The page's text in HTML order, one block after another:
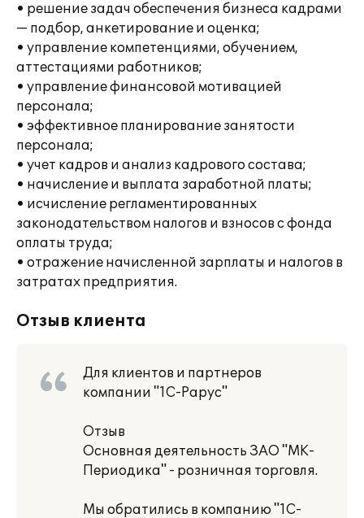
• решение задач обеспечения бизнеса кадрами
— подбор, анкетирование и оценка;
• управление компетенциями, обучением,
аттестациями работников;
• управление финансовой мотивацией
персонала;
• эффективное планирование занятости
персонала;
• учет кадров и анализ кадрового состава;
• начисление и выплата заработной платы;
• исчисление регламентированных
законодательством налогов и взносов с фонда
оплаты труда;
• отражение начисленной зарплаты и налогов в
затратах предприятия.
Отзыв клиента
Для клиентов и партнеров
компании "1С-Рарус"
Отзыв
Основная деятельность ЗАО "МК-
Периодика" - розничная торговля.
Мы обратились в компанию "1С-